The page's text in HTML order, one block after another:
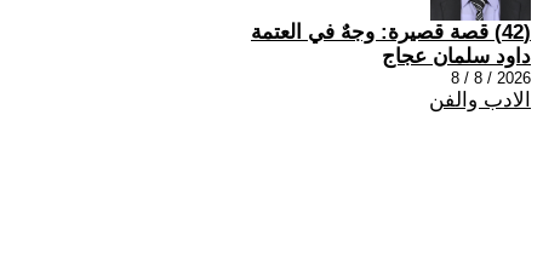
(42) قصة قصيرة: وجهٌ في العتمة
داود سلمان عجاج
2026 / 8 / 8
الادب والفن